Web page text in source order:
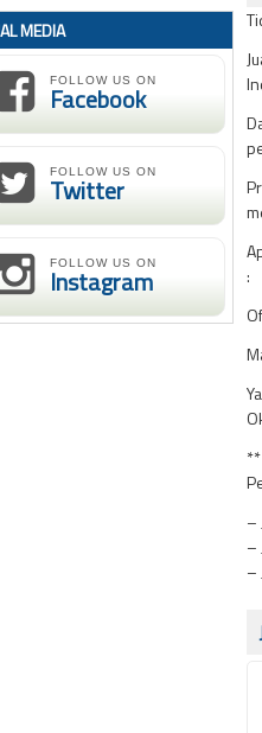
:
**
–
–
–
MEDIA
FOLLOW US ON
Facebook
FOLLOW US ON
Twitter
FOLLOW US ON
Instagram